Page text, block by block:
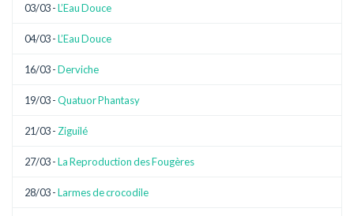
03/03 -L’Eau Douce
04/03 -L’Eau Douce
16/03 -Derviche
19/03 -Quatuor Phantasy
21/03 - Ziguilé
27/03 -La Reproduction des Fougères
28/03 -Larmes de crocodile